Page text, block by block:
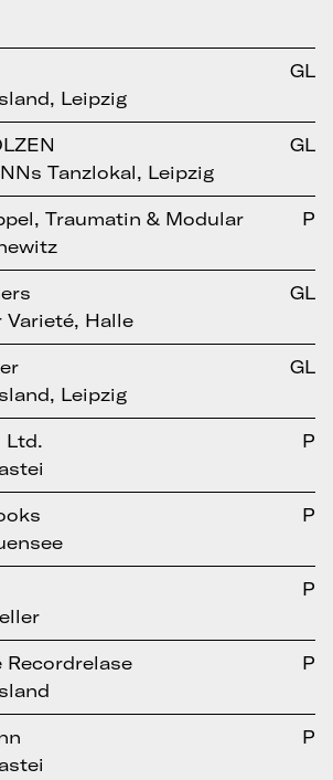
Leipzig
GL
Tanzlokal, Leipzig
GL
Traumatin & Modular
P
Halle
GL
Leipzig
GL
Ltd.
P
P
P
Recordrelase
P
P